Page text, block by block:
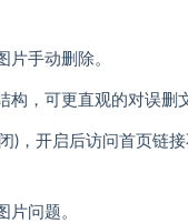
手动删除。
，可更直观的对误删
)，开启后访问首页链
片问题。